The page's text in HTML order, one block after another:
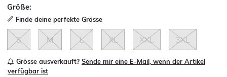
Größe:
Finde deine perfekte Grösse
S M L XL XXL 3XL
Grösse ausverkauft? Sende mir eine E-Mail, wenn der Artikel
verfügbar ist